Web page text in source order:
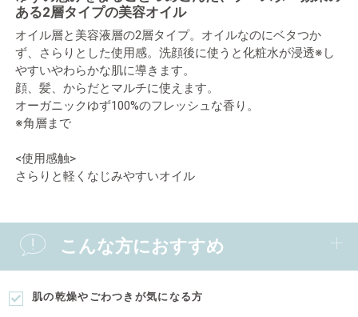
ある2層タイプの美容オイル
オイル層と美容液層の2層タイプ。オイルなのにベタつか
ず、さらりとした使用感。洗顔後に使うと化粧水が浸透※し
やすいやわらかな肌に導きます。
顔、髪、からだとマルチに使えます。
オーガニックゆず100%のフレッシュな香り。
※角層まで
<使用感触>
さらりと軽くなじみやすいオイル
こんな方におすすめ
肌の乾燥やごわつきが気になる方